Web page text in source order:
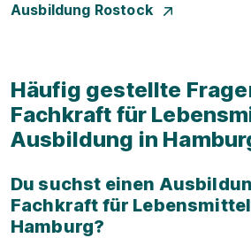
Ausbildung Rostock
Häufig gestellte
Fachkraft für
Ausbildung in
Du suchst einen
Fachkraft für
Hamburg?